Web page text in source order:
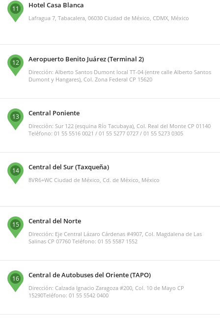
11 Hotel Casa Blanca
Lafragua 7, Tabacalera, 06030 Ciudad de México, CDMX, México
12 Aeropuerto Benito Juárez (Terminal 2)
Dirección: Alberto Santos Dumont local TT-04 (entre calle Alberto Santos
Dumont y Hangares), Col. Zona Federal CP 15620
13 Central Poniente
Dirección: Sur 122 (esquina Río Tacubaya), Col. Real del Monte CP 01140
Teléfono: 01 55 5516 0021 / 01 55 5277 0727 / 01 55 5273 0305
14 Central del Sur (Taxqueña)
8VR6+WC Ciudad de México, Cd. de México, México
15 Central del Norte
Dirección: Eje Central Lázaro Cárdenas #4907, Col. Magdalena de Las
Salinas CP 07760 Teléfono: 01 55 5587 1552
16 Central de Autobuses del Oriente (TAPO)
Dirección: Calzada Ignacio Zaragoza #200, Col. 10 de Mayo CP
15290Teléfono: 01 55 5542 0400